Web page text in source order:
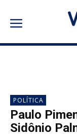
POLÍTICA
Paulo
Sidônio